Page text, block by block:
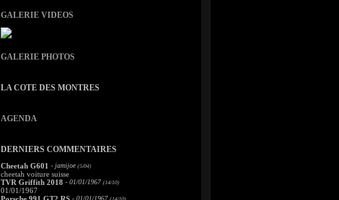
GALERIE VIDEOS
GALERIE PHOTOS
LA COTE DES MONTRES
AGENDA
DERNIERS COMMENTAIRES
Cheetah G601 - jamijoe (5/04)
cheetah voiture suisse
TVR Griffith 2018 - 01/01/1967 (14/10)
01/01/1967
- 01/01/1967